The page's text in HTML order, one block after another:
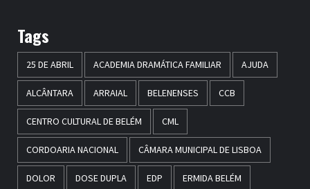
Tags
25 DE ABRIL ACADEMIA DRAMÁTICA FAMILIAR AJUDA
ALCÂNTARA ARRAIAL BELENENSES CCB
CENTRO CULTURAL DE BELÉM CML
CORDOARIA NACIONAL CÂMARA MUNICIPAL DE LISBOA
DOLOR DOSE DUPLA EDP ERMIDA BELÉM